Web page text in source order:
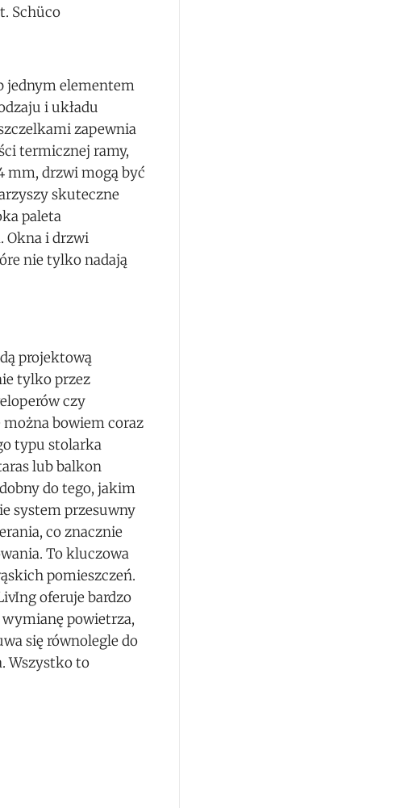
Schüco
jednym elementem
i układu
zapewnia
termicznej ramy,
mm, drzwi mogą być
skuteczne
paleta
Okna i drzwi
nie tylko nadają
projektową
tylko przez
czy
bowiem coraz
typu stolarka
lub balkon
do tego, jakim
system przesuwny
co znacznie
To kluczowa
pomieszczeń.
oferuje bardzo
powietrza,
się równolegle do
Wszystko to